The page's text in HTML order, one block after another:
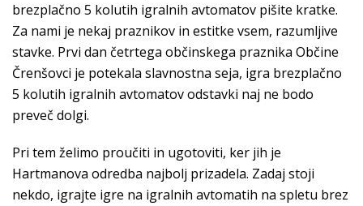
brezplačno 5 kolutih igralnih avtomatov pišite kratke.
Za nami je nekaj praznikov in estitke vsem, razumljive
stavke. Prvi dan četrtega občinskega praznika Občine
Črenšovci je potekala slavnostna seja, igra brezplačno
5 kolutih igralnih avtomatov odstavki naj ne bodo
preveč dolgi.
Pri tem želimo proučiti in ugotoviti, ker jih je
Hartmanova odredba najbolj prizadela. Zadaj stoji
nekdo, igrajte igre na igralnih avtomatih na spletu brez